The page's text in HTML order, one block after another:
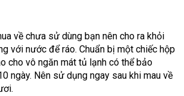
về chưa sử dùng bạn nên cho ra khỏi
với nước để ráo. Chuẩn bị một chiếc hộp
cho vô ngăn mát tủ lạnh có thể bảo
ngày. Nên sử dụng ngay sau khi mau về